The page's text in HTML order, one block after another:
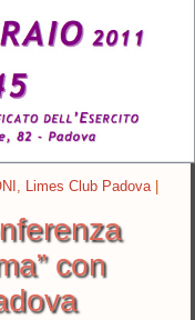
, Limes Club Padova|
con